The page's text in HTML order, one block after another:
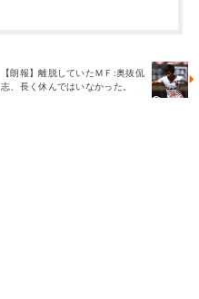
【朗報】離脱していたＭＦ:奥抜侃
志、長く休んではいなかった。